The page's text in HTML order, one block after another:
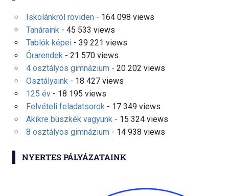
Iskolánkról röviden- 164 098 views
Tanáraink- 45 533 views
Tablók képei- 39 221 views
Órarendek- 21 570 views
4 osztályos gimnázium- 20 202 views
Osztályaink- 18 427 views
125 év- 18 195 views
Felvételi feladatsorok- 17 349 views
Akikre büszkék vagyunk- 15 324 views
8 osztályos gimnázium- 14 938 views
NYERTES PÁLYÁZATAINK